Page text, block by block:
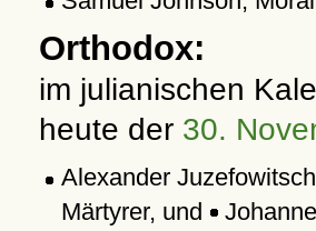
Orthodox:
im julianischen
heute der 30.
Alexander
Märtyrer, und